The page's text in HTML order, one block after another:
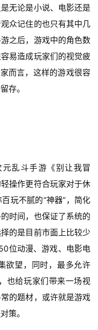
无论是小说、电影还是
众记住的也只有其中几
之后，游戏中的角色数
易造成玩家们的视觉疲
而言，这样的游戏很容
存。
乱斗手游《别让我冒
操作更符合玩家对于休
玩不腻的“神器”，简化
时间，也保证了系统的
的是目前市面上比较少
位动漫、游戏、电影电
欲望，同时，最多允许
也给玩家们带来一场视
的题材，或许就是游戏
策。